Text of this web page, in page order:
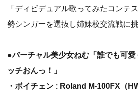
「ディビデュアル歌ってみたコンテ
勢シンガーを選抜し姉妹校交流戦に挑
●バーチャル美少女ねむ「誰でも可愛
ッチおんっ！」
・ボイチェン : Roland M-100FX（